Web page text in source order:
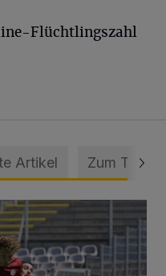
Flüchtlingszahl
Artikel Zum Thema
und klare Ansage